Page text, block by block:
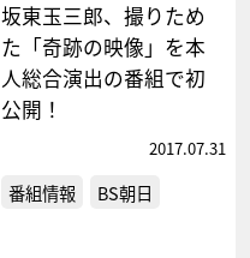
坂東玉三郎、撮りため
た「奇跡の映像」を本
人総合演出の番組で初
公開！
2017.07.31
番組情報 BS朝日